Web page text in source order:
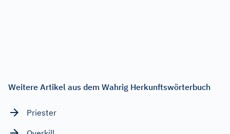
Weitere Artikel aus dem Wahrig Herkunftswörterbuch
Priester